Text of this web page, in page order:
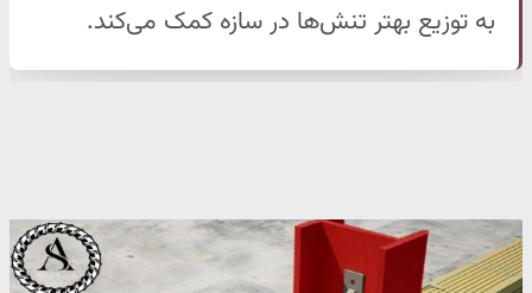
به توزیع بهتر تنش‌ها در سازه کمک می‌کند.